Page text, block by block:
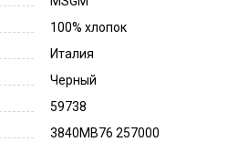
100% хлопок
Италия
Черный
59738
3840MB76 257000